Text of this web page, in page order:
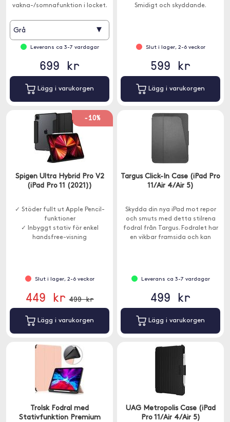
vakna-/somnafunktion i locket.
Grå ▾
Leverans ca 3-7 vardagar
699 kr
Lägg i varukorgen
Smidigt och skyddande.
Slut i lager, 2-6 veckor
599 kr
Lägg i varukorgen
-10%
Spigen Ultra Hybrid Pro V2
(iPad Pro 11 (2021))
✓ Stöder fullt ut Apple Pencil-
funktioner
✓ Inbyggt stativ för enkel
handsfree-visning
Slut i lager, 2-6 veckor
449 kr 499 kr
Lägg i varukorgen
Targus Click-In Case (iPad Pro
11/Air 4/Air 5)
Skydda din nya iPad mot repor
och smuts med detta stilrena
fodral från Targus. Fodralet har
en vikbar framsida och kan
Leverans ca 3-7 vardagar
499 kr
Lägg i varukorgen
Trolsk Fodral med
Stativfunktion Premium
UAG Metropolis Case (iPad
Pro 11/Air 4/Air 5)